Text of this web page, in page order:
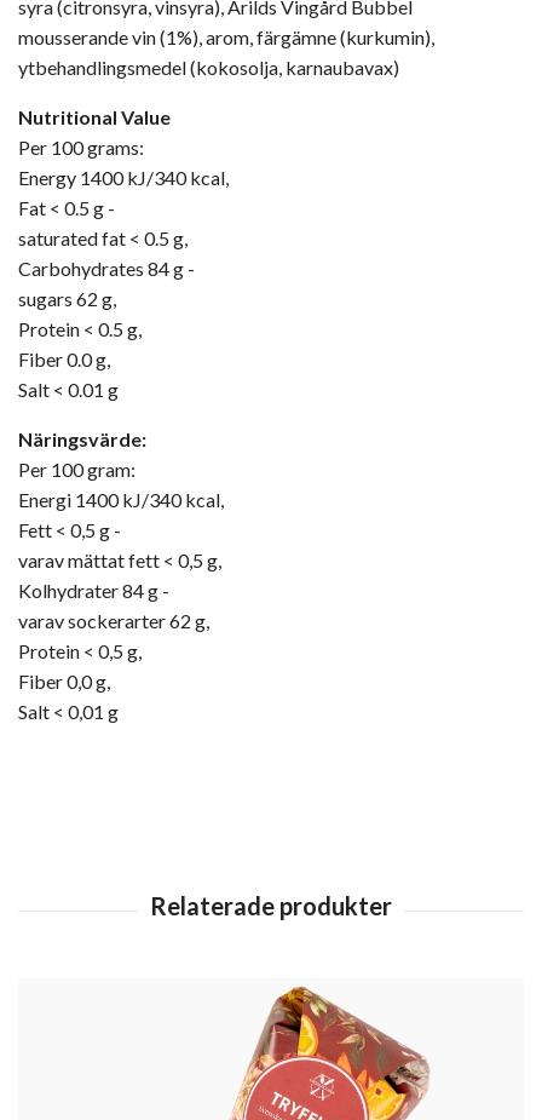
syra (citronsyra, vinsyra), Arilds Vingård Bubbel
mousserande vin (1%), arom, färgämne (kurkumin),
ytbehandlingsmedel (kokosolja, karnaubavax)
Nutritional Value
Per 100 grams:
Energy 1400 kJ/340 kcal,
Fat < 0.5 g -
saturated fat < 0.5 g,
Carbohydrates 84 g -
sugars 62 g,
Protein < 0.5 g,
Fiber 0.0 g,
Salt < 0.01 g
Näringsvärde:
Per 100 gram:
Energi 1400 kJ/340 kcal,
Fett < 0,5 g -
varav mättat fett < 0,5 g,
Kolhydrater 84 g -
varav sockerarter 62 g,
Protein < 0,5 g,
Fiber 0,0 g,
Salt < 0,01 g